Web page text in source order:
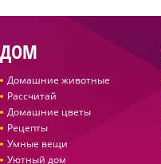
ДОМ
Домашние животные
Рассчитай
Домашние цветы
Рецепты
Умные вещи
Уютный дом